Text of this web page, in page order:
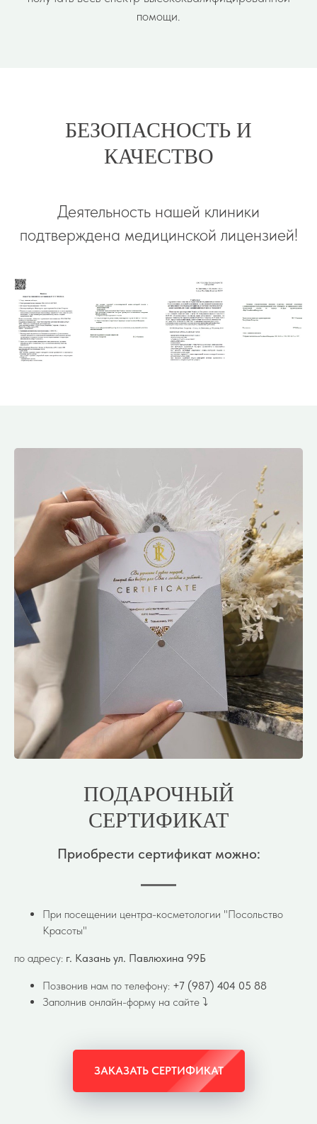
помощи.
БЕЗОПАСНОСТЬ И
КАЧЕСТВО
Деятельность нашей клиники
подтверждена медицинской лицензией!
ПОДАРОЧНЫЙ
СЕРТИФИКАТ
Приобрести сертификат можно:
При посещении центра-косметологии "Посольство
Красоты"
по адресу: г. Казань ул. Павлюхина 99Б
Позвонив нам по телефону: +7 (987) 404 05 88
Заполнив онлайн-форму на сайте ⤵️
ЗАКАЗАТЬ СЕРТИФИКАТ